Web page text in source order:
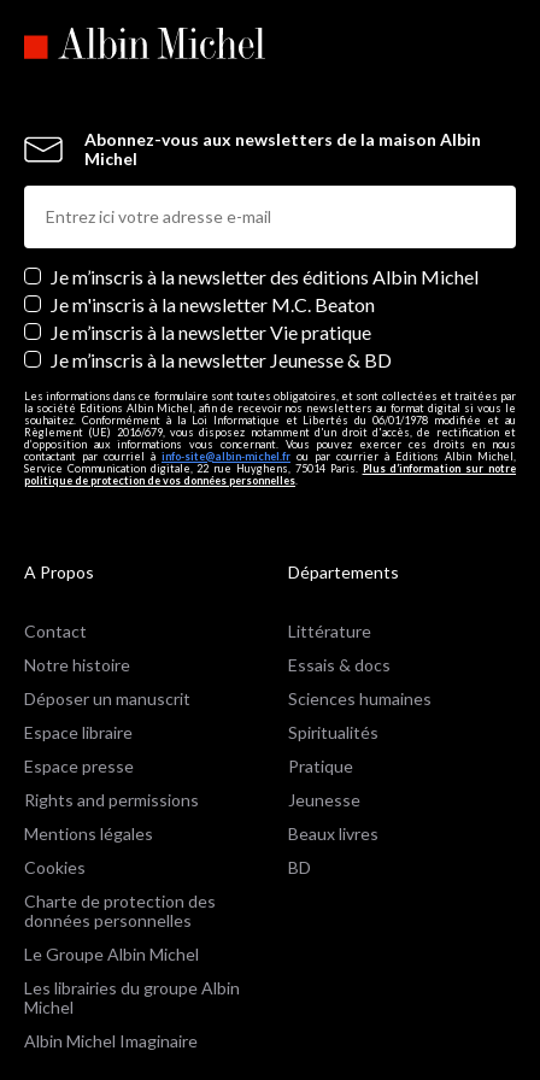
Abonnez-vous aux newsletters de la maison Albin
Michel
Newsletters
Je m’inscris à la newsletter des éditions Albin Michel
Je m'inscris à la newsletter M.C. Beaton
Je m’inscris à la newsletter Vie pratique
Je m’inscris à la newsletter Jeunesse & BD
Les informations dans ce formulaire sont toutes obligatoires, et sont collectées et traitées par
la société Editions Albin Michel, afin de recevoir nos newsletters au format digital si vous le
souhaitez. Conformément à la Loi Informatique et Libertés du 06/01/1978 modifiée et au
Règlement (UE) 2016/679, vous disposez notamment d'un droit d'accès, de rectification et
d’opposition aux informations vous concernant. Vous pouvez exercer ces droits en nous
contactant par courriel à info-site@albin-michel.fr ou par courrier à Editions Albin Michel,
Service Communication digitale, 22 rue Huyghens, 75014 Paris. Plus d’information sur notre
politique de protection de vos données personnelles
A Propos
Contact
Notre histoire
Déposer un manuscrit
Espace libraire
Espace presse
Rights and permissions
Mentions légales
Cookies
Charte de protection des
données personnelles
Le Groupe Albin Michel
Les librairies du groupe Albin
Michel
Albin Michel Imaginaire
Départements
Littérature
Essais & docs
Sciences humaines
Spiritualités
Pratique
Jeunesse
Beaux livres
BD